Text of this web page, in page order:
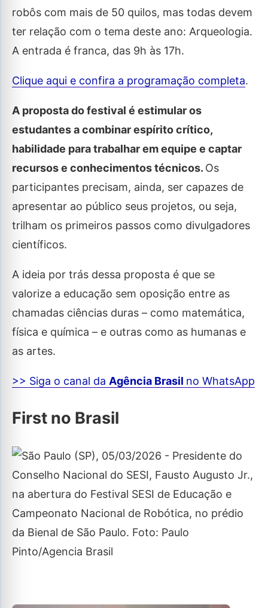
robôs com mais de 50 quilos, mas todas devem
ter relação com o tema deste ano: Arqueologia.
A entrada é franca, das 9h às 17h.
Clique aqui e confira a programação completa.
A proposta do festival é estimular os
estudantes a combinar espírito crítico,
habilidade para trabalhar em equipe e captar
recursos e conhecimentos técnicos. Os
participantes precisam, ainda, ser capazes de
apresentar ao público seus projetos, ou seja,
trilham os primeiros passos como divulgadores
científicos.
A ideia por trás dessa proposta é que se
valorize a educação sem oposição entre as
chamadas ciências duras – como matemática,
física e química – e outras como as humanas e
as artes.
>> Siga o canal da Agência Brasil no WhatsApp
First no Brasil